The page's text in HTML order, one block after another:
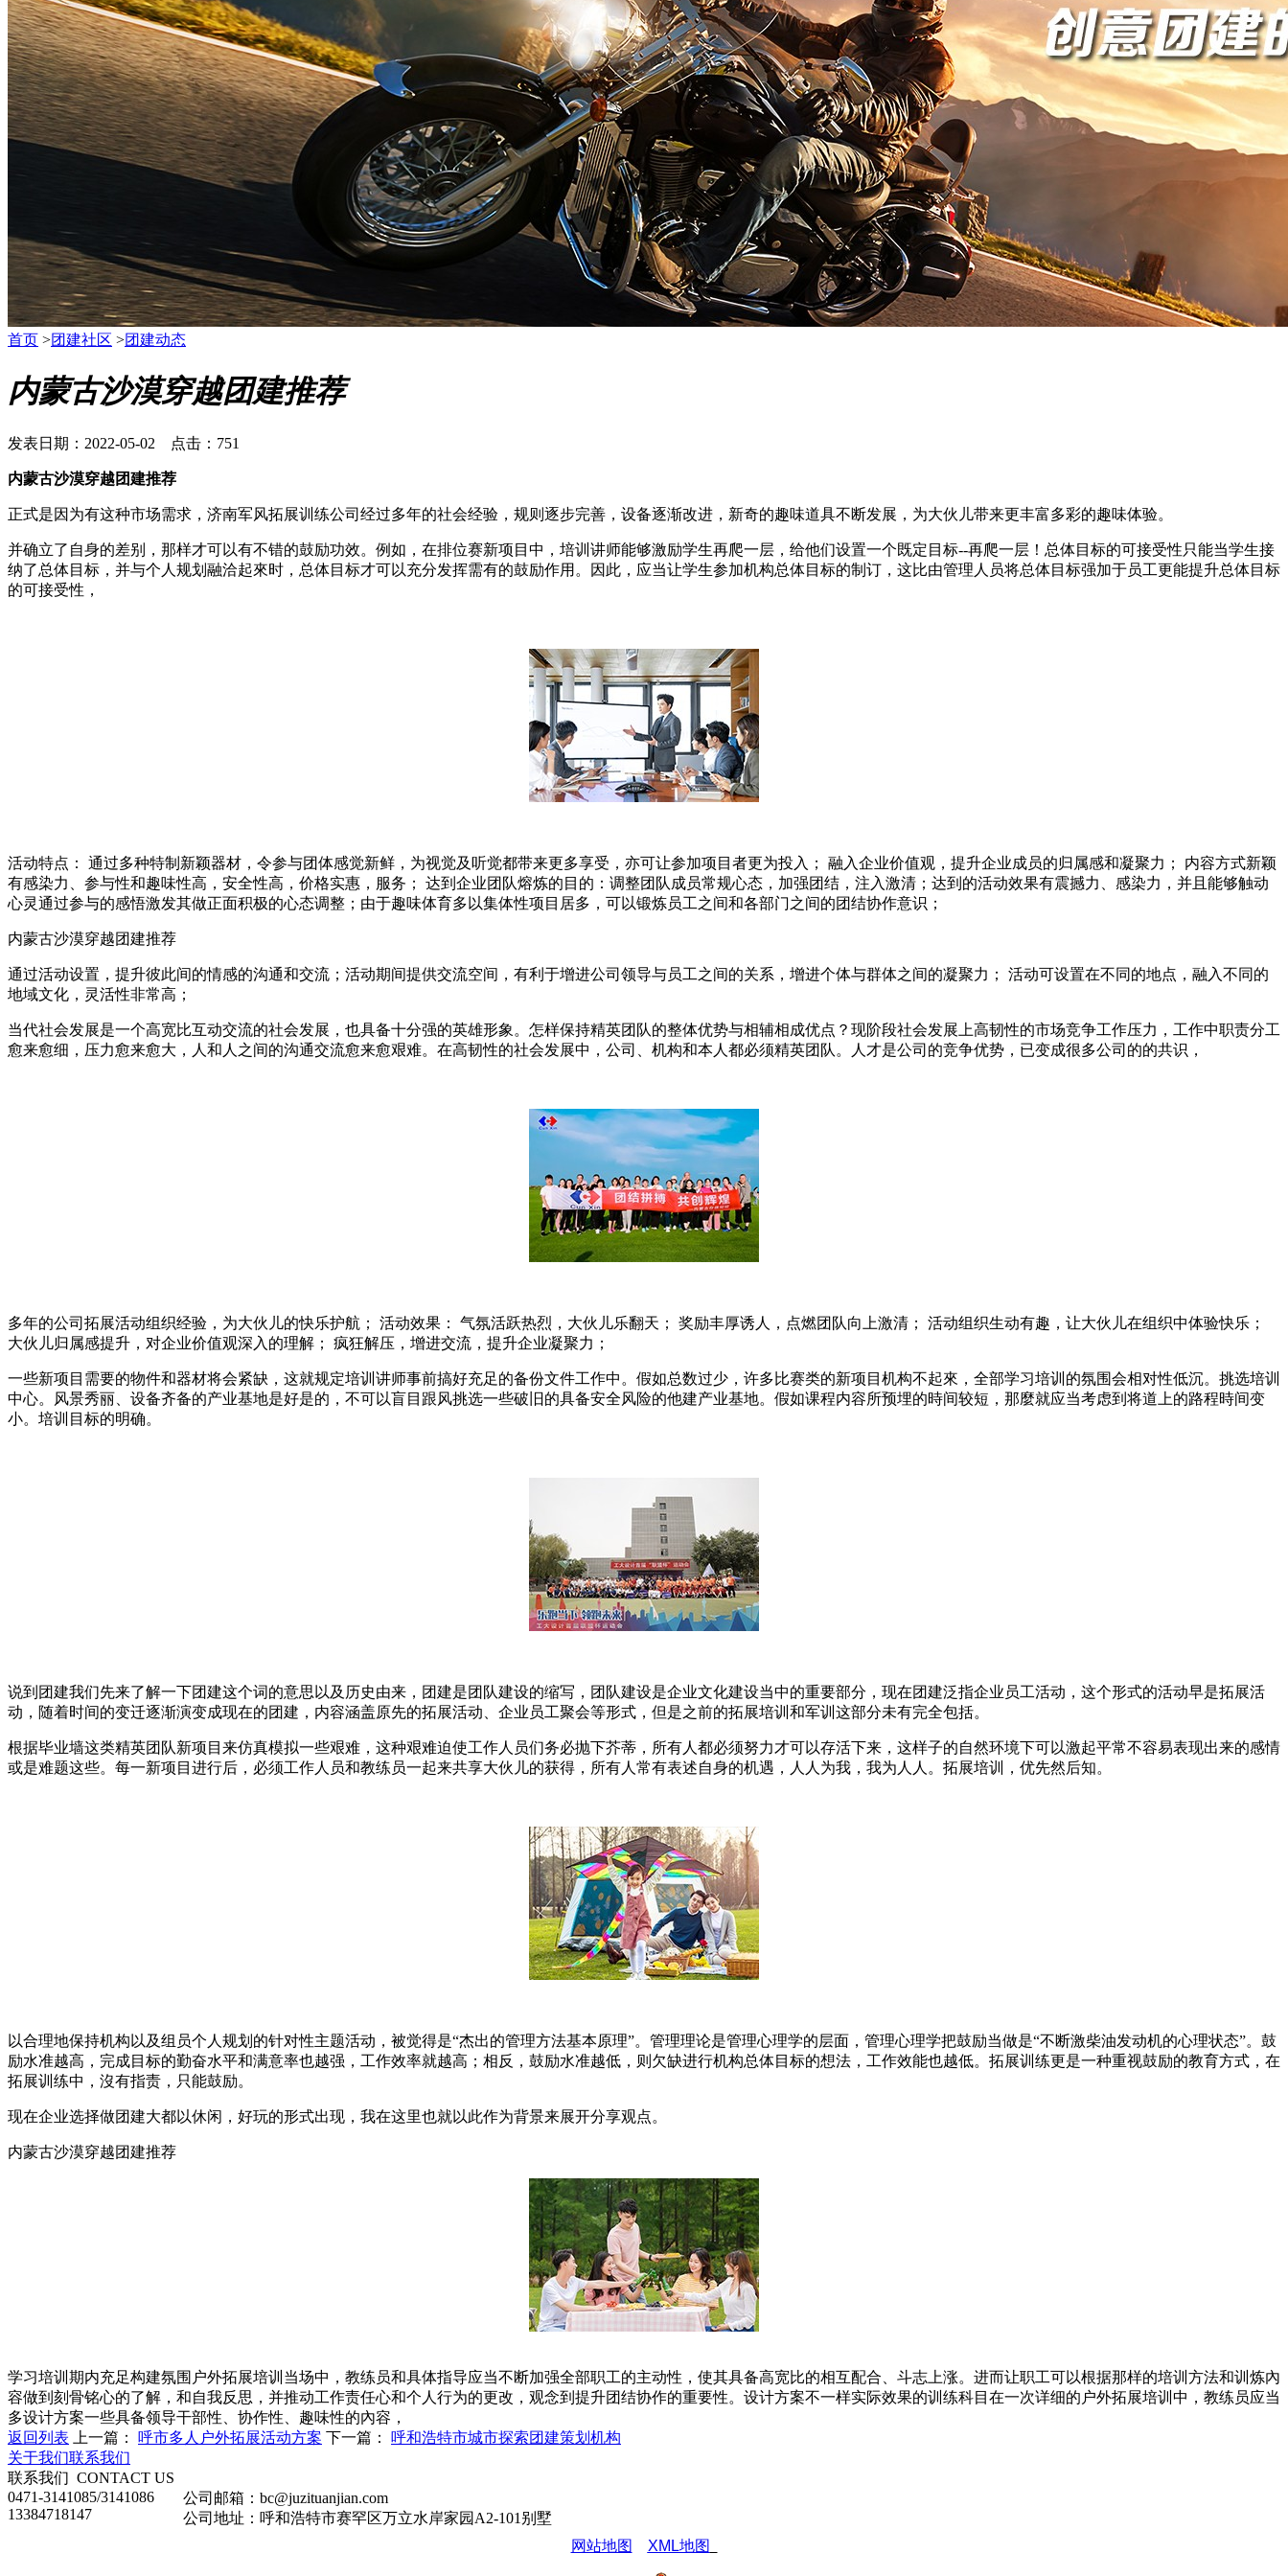
首页 >团建社区 >团建动态
内蒙古沙漠穿越团建推荐
发表日期：2022-05-02 点击：751
内蒙古沙漠穿越团建推荐
正式是因为有这种市场需求，济南军风拓展训练公司经过多年的社会经验，规则逐步完善，设备逐渐改进，新奇的趣味道具不断发展，为大伙儿带来更丰富多彩的趣味体验。
并确立了自身的差别，那样才可以有不错的鼓励功效。例如，在排位赛新项目中，培训讲师能够激励学生再爬一层，给他们设置一个既定目标--再爬一层！总体目标的可接受性只能当学生接
纳了总体目标，并与个人规划融洽起來时，总体目标才可以充分发挥需有的鼓励作用。因此，应当让学生参加机构总体目标的制订，这比由管理人员将总体目标强加于员工更能提升总体目标
的可接受性，
活动特点： 通过多种特制新颖器材，令参与团体感觉新鲜，为视觉及听觉都带来更多享受，亦可让参加项目者更为投入； 融入企业价值观，提升企业成员的归属感和凝聚力； 内容方式新颖
有感染力、参与性和趣味性高，安全性高，价格实惠，服务； 达到企业团队熔炼的目的：调整团队成员常规心态，加强团结，注入激清；达到的活动效果有震撼力、感染力，并且能够触动
心灵通过参与的感悟激发其做正面积极的心态调整；由于趣味体育多以集体性项目居多，可以锻炼员工之间和各部门之间的团结协作意识；
内蒙古沙漠穿越团建推荐
通过活动设置，提升彼此间的情感的沟通和交流；活动期间提供交流空间，有利于增进公司领导与员工之间的关系，增进个体与群体之间的凝聚力； 活动可设置在不同的地点，融入不同的
地域文化，灵活性非常高；
当代社会发展是一个高宽比互动交流的社会发展，也具备十分强的英雄形象。怎样保持精英团队的整体优势与相辅相成优点？现阶段社会发展上高韧性的市场竞争工作压力，工作中职责分工
愈来愈细，压力愈来愈大，人和人之间的沟通交流愈来愈艰难。在高韧性的社会发展中，公司、机构和本人都必须精英团队。人才是公司的竞争优势，已变成很多公司的的共识，
多年的公司拓展活动组织经验，为大伙儿的快乐护航； 活动效果： 气氛活跃热烈，大伙儿乐翻天； 奖励丰厚诱人，点燃团队向上激清； 活动组织生动有趣，让大伙儿在组织中体验快乐；
大伙儿归属感提升，对企业价值观深入的理解； 疯狂解压，增进交流，提升企业凝聚力；
一些新项目需要的物件和器材将会紧缺，这就规定培训讲师事前搞好充足的备份文件工作中。假如总数过少，许多比赛类的新项目机构不起來，全部学习培训的氛围会相对性低沉。挑选培训
中心。风景秀丽、设备齐备的产业基地是好是的，不可以盲目跟风挑选一些破旧的具备安全风险的他建产业基地。假如课程内容所预埋的時间较短，那麼就应当考虑到将道上的路程時间变
小。培训目标的明确。
说到团建我们先来了解一下团建这个词的意思以及历史由来，团建是团队建设的缩写，团队建设是企业文化建设当中的重要部分，现在团建泛指企业员工活动，这个形式的活动早是拓展活
动，随着时间的变迁逐渐演变成现在的团建，内容涵盖原先的拓展活动、企业员工聚会等形式，但是之前的拓展培训和军训这部分未有完全包括。
根据毕业墙这类精英团队新项目来仿真模拟一些艰难，这种艰难迫使工作人员们务必抛下芥蒂，所有人都必须努力才可以存活下来，这样子的自然环境下可以激起平常不容易表现出来的感情
或是难题这些。每一新项目进行后，必须工作人员和教练员一起来共享大伙儿的获得，所有人常有表述自身的机遇，人人为我，我为人人。拓展培训，优先然后知。
以合理地保持机构以及组员个人规划的针对性主题活动，被觉得是“杰出的管理方法基本原理”。管理理论是管理心理学的层面，管理心理学把鼓励当做是“不断激柴油发动机的心理状态”。鼓
励水准越高，完成目标的勤奋水平和满意率也越强，工作效率就越高；相反，鼓励水准越低，则欠缺进行机构总体目标的想法，工作效能也越低。拓展训练更是一种重视鼓励的教育方式，在
拓展训练中，沒有指责，只能鼓励。
现在企业选择做团建大都以休闲，好玩的形式出现，我在这里也就以此作为背景来展开分享观点。
内蒙古沙漠穿越团建推荐
学习培训期内充足构建氛围户外拓展培训当场中，教练员和具体指导应当不断加强全部职工的主动性，使其具备高宽比的相互配合、斗志上涨。进而让职工可以根据那样的培训方法和训炼內
容做到刻骨铭心的了解，和自我反思，并推动工作责任心和个人行为的更改，观念到提升团结协作的重要性。设计方案不一样实际效果的训练科目在一次详细的户外拓展培训中，教练员应当
多设计方案一些具备领导干部性、协作性、趣味性的內容，
返回列表
上一篇： 呼市多人户外拓展活动方案 下一篇： 呼和浩特市城市探索团建策划机构
关于我们联系我们
联系我们 CONTACT US
0471-3141085/3141086
13384718147
公司邮箱：bc@juzituanjian.com
公司地址：呼和浩特市赛罕区万立水岸家园A2-101别墅
网站地图
XML地图